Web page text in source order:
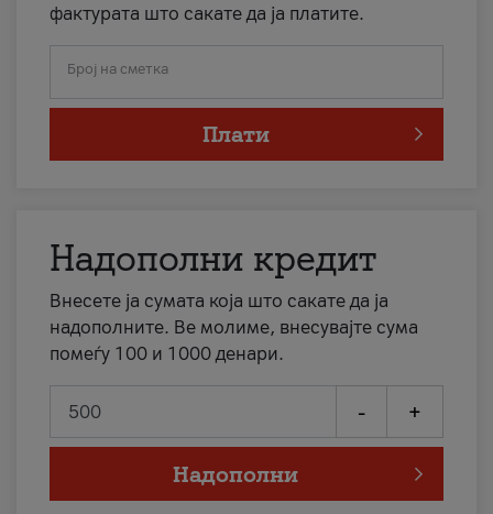
фактурата што сакате да ја платите.
Број на сметка
Плати
Надополни кредит
Внесете ја сумата која што сакате да ја
надополните. Ве молиме, внесувајте сума
помеѓу 100 и 1000 денари.
- +
Надополни